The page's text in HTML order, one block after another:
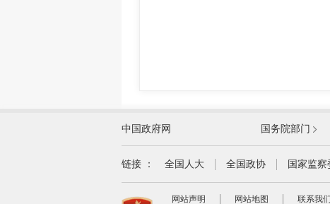
外交部
国家民族事务委员会
司法部
自然资源部
中国政府网 国务院部门
链接 ： 全国人大 全国政协 国家监察
网站声明 网站地图 联系我们